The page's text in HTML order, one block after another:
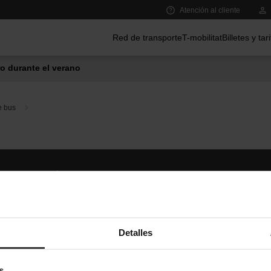
Detalles
Atención al cliente
Red de transporteT-mobilitatBilletes y
durante el verano
bus
Síguenos
TMB